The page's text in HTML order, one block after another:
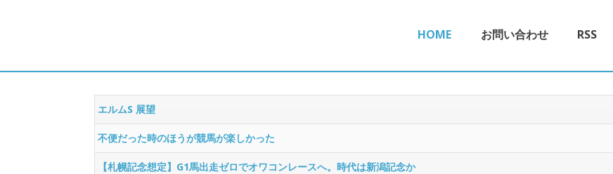
HOME お問い合わせ RSS
エルムS 展望
不便だった時のほうが競馬が楽しかった
【札幌記念想定】G1馬出走ゼロでオワコンレースへ。時代は新潟記念か